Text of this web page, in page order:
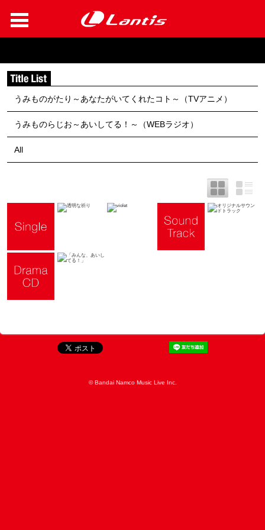
うみものがたり～あなたがいてくれたコト～（TVアニメ）
うみものらじお～あいしてる！～（WEBラジオ）
All
© Bandai Namco Music Live Inc.